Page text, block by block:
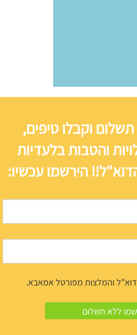
וקבלו טיפים,
והטבות בלעדיות
הירשמו עכשיו:
והמלצות מפורטל אמאבא.